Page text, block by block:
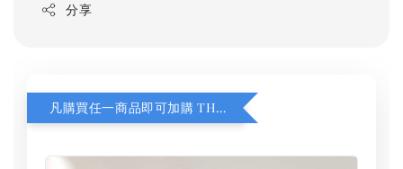
分享
凡購買任一商品即可加購 THT 九週年 同一片天空 無框畫 30 x 30 cm 附掛勾 (黑膠封面大小）